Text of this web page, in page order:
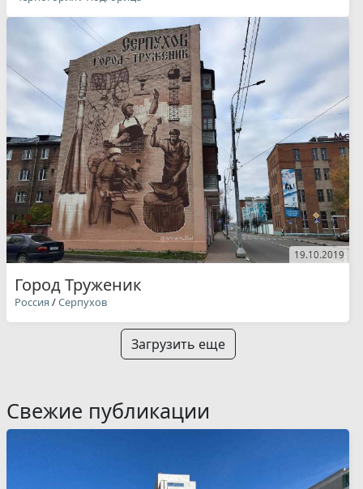
19.10.2019
Город Труженик
Россия /Серпухов
Загрузить еще
Свежие публикации